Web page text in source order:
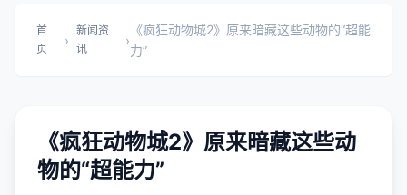
首
页
›
新闻资
讯
›
《疯狂动物城2》原来暗藏这些动物的“超能
力”
《疯狂动物城2》原来暗藏这些动
物的“超能力”